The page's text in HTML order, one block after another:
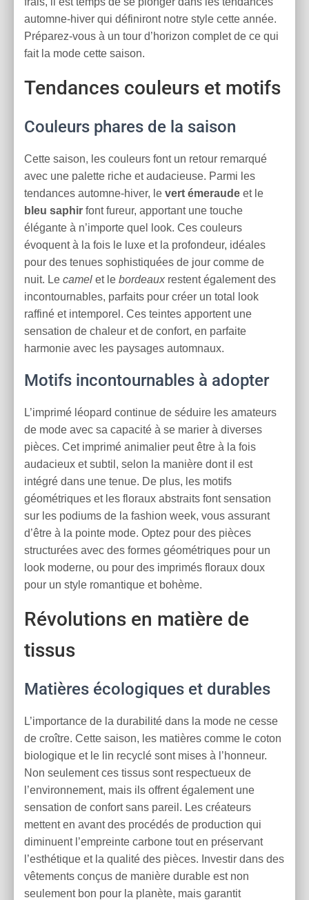
automne-hiver qui définiront notre style cette année.
Préparez-vous à un tour d’horizon complet de ce qui
fait la mode cette saison.
Tendances couleurs et motifs
Couleurs phares de la saison
Cette saison, les couleurs font un retour remarqué
avec une palette riche et audacieuse. Parmi les
tendances automne-hiver, le vert émeraude et le
bleu saphir font fureur, apportant une touche
élégante à n’importe quel look. Ces couleurs
évoquent à la fois le luxe et la profondeur, idéales
pour des tenues sophistiquées de jour comme de
nuit. Le camel et le bordeaux restent également des
incontournables, parfaits pour créer un total look
raffiné et intemporel. Ces teintes apportent une
sensation de chaleur et de confort, en parfaite
harmonie avec les paysages automnaux.
Motifs incontournables à adopter
L’imprimé léopard continue de séduire les amateurs
de mode avec sa capacité à se marier à diverses
pièces. Cet imprimé animalier peut être à la fois
audacieux et subtil, selon la manière dont il est
intégré dans une tenue. De plus, les motifs
géométriques et les floraux abstraits font sensation
sur les podiums de la fashion week, vous assurant
d’être à la pointe mode. Optez pour des pièces
structurées avec des formes géométriques pour un
look moderne, ou pour des imprimés floraux doux
pour un style romantique et bohème.
Révolutions en matière de
tissus
Matières écologiques et durables
L’importance de la durabilité dans la mode ne cesse
de croître. Cette saison, les matières comme le coton
biologique et le lin recyclé sont mises à l’honneur.
Non seulement ces tissus sont respectueux de
l’environnement, mais ils offrent également une
sensation de confort sans pareil. Les créateurs
mettent en avant des procédés de production qui
diminuent l’empreinte carbone tout en préservant
l’esthétique et la qualité des pièces. Investir dans des
vêtements conçus de manière durable est non
seulement bon pour la planète, mais garantit